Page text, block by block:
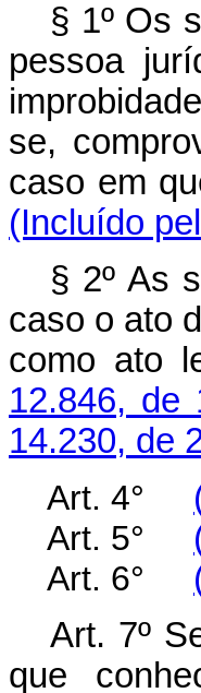
§ 1º Os
pessoa
se,
caso em
(Incluído
§ 2º As
caso o ato
como ato
12.846, de
14.230, de
Art. 4°
Art. 5°
Art. 6°
Art. 7º
que